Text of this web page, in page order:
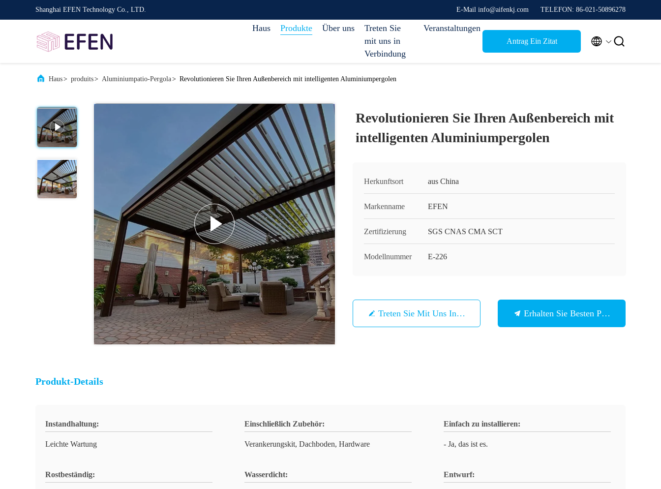
Shanghai EFEN Technology Co., LTD. E-Mail info@aifenkj.com TELEFON: 86-021-50896278
Haus Produkte Über uns
Treten Sie
mit uns in
Verbindung
Veranstaltungen
Antrag Ein Zitat  
Haus> produits> Aluminiumpatio-Pergola> Revolutionieren Sie Ihren Außenbereich mit intelligenten Aluminiumpergolen
Revolutionieren Sie Ihren Außenbereich mit
intelligenten Aluminiumpergolen
Herkunftsort aus China
Markenname EFEN
Zertifizierung SGS CNAS CMA SCT
Modellnummer E-226
Treten Sie Mit Uns In Verbindung Erhalten Sie Besten Preis
Produkt-Details
Instandhaltung:
Leichte Wartung
Einschließlich Zubehör:
Verankerungskit, Dachboden, Hardware
Einfach zu installieren:
- Ja, das ist es.
Rostbeständig: Wasserdicht: Entwurf: